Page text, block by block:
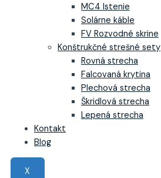
MC4 Istenie
Solárne káble
FV Rozvodné skrine
Konštrukčné strešné sety
Rovná strecha
Falcovaná krytina
Plechová strecha
Škridlová strecha
Lepená strecha
Kontakt
Blog
X